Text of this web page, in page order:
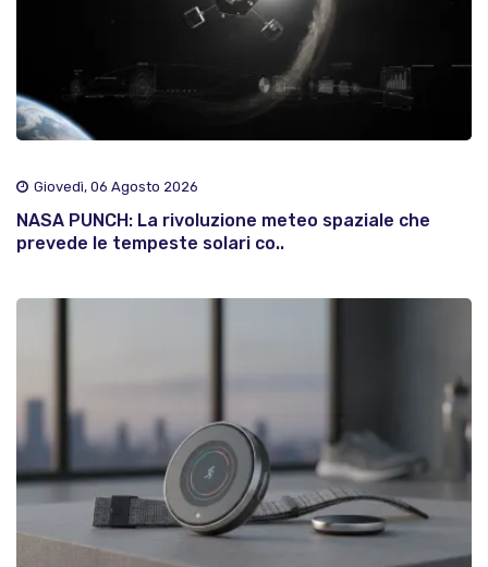
Giovedì, 06 Agosto 2026
NASA PUNCH: La rivoluzione meteo spaziale che
prevede le tempeste solari co..